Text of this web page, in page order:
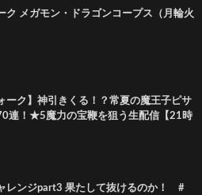
ク メガモン・ドラゴンコープス（月輪火
ーク】神引きくる！？常夏の魔王子ピサ
連！★5魔力の宝鞭を狙う生配信【21時
レンジpart3 果たして抜けるのか！ #